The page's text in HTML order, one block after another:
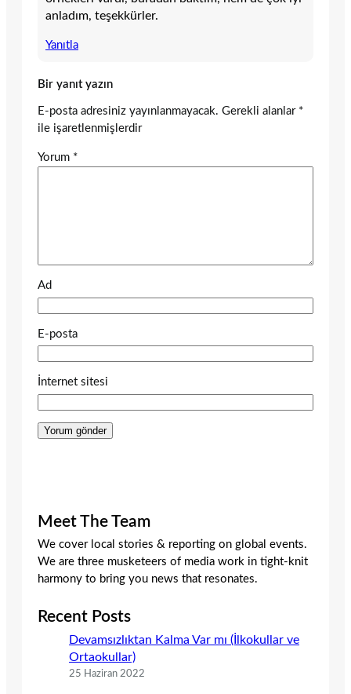
anladım, teşekkürler.
Yanıtla
Bir yanıt yazın
E-posta adresiniz yayınlanmayacak. Gerekli alanlar *
ile işaretlenmişlerdir
Yorum *
Ad
E-posta
İnternet sitesi
Meet The Team
We cover local stories & reporting on global events.
We are three musketeers of media work in tight-knit
harmony to bring you news that resonates.
Recent Posts
Devamsızlıktan Kalma Var mı (İlkokullar ve
Ortaokullar)
25 Haziran 2022